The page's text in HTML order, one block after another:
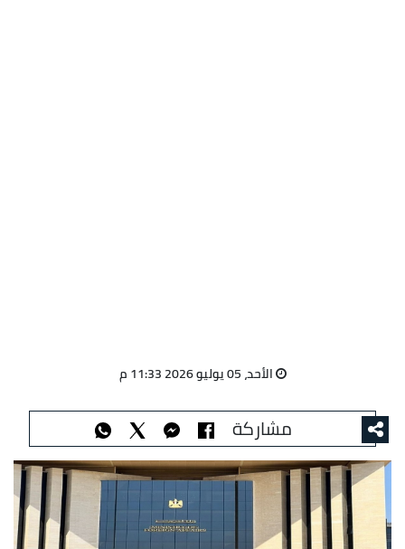
الأحد، 05 يوليو 2026 11:33 م
مشاركة